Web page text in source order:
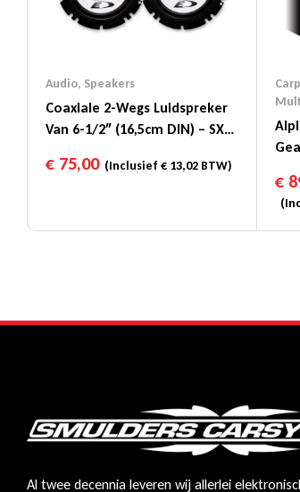
Audio, Speakers
Coaxiale 2-Wegs Luidspreker
Van 6-1/2″ (16,5cm DIN) – SXE-
€ 75,00(Inclusief € 13,02 BTW)
€
Al twee decennia leveren wij allerlei